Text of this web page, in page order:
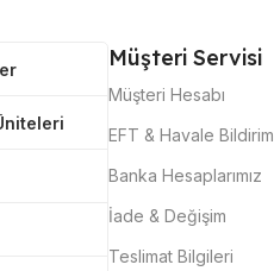
Müşteri Servisi
Müşteri Hesabı
EFT & Havale Bildirim
Banka Hesaplarımız
İade & Değişim
Teslimat Bilgileri